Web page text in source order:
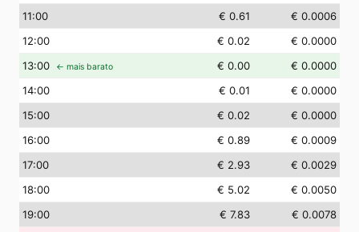
11:00 € 0.61
€ 0.0006
12:00 € 0.02
€ 0.0000
13:00 ← mais barato € 0.00
€ 0.0000
14:00 € 0.01
€ 0.0000
15:00 € 0.02
€ 0.0000
16:00 € 0.89
€ 0.0009
17:00 € 2.93
€ 0.0029
18:00 € 5.02
€ 0.0050
19:00 € 7.83
€ 0.0078